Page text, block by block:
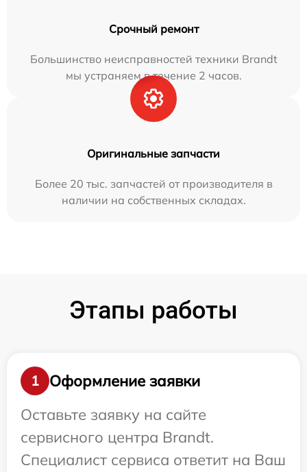
Срочный ремонт
Большинство неисправностей техники Brandt
мы устраняем в течение 2 часов.
Оригинальные запчасти
Более 20 тыс. запчастей от производителя в
наличии на собственных складах.
Этапы работы
1
Оформление заявки
Оставьте заявку на сайте
сервисного центра Brandt.
Специалист сервиса ответит на Ваш